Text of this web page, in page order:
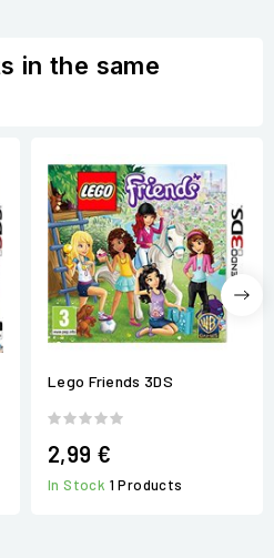
in the same
Lego Friends 3DS
2,99 €
In Stock 1 Products